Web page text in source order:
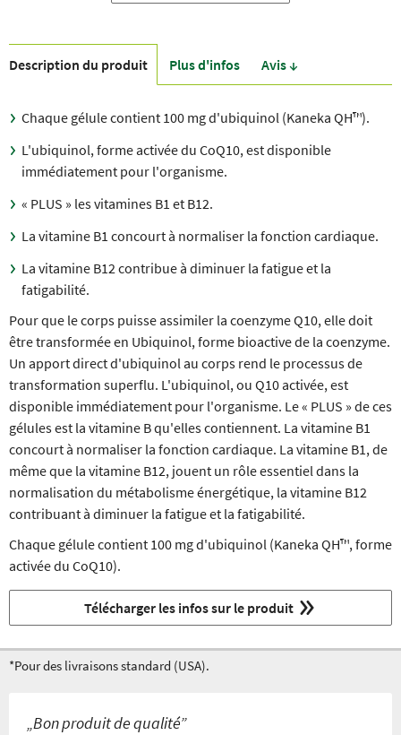
Description du produit Plus d'infos Avis ↓
Chaque gélule contient 100 mg d'ubiquinol (Kaneka QH™).
L'ubiquinol, forme activée du CoQ10, est disponible
immédiatement pour l'organisme.
« PLUS » les vitamines B1 et B12.
La vitamine B1 concourt à normaliser la fonction cardiaque.
La vitamine B12 contribue à diminuer la fatigue et la
fatigabilité.
Pour que le corps puisse assimiler la coenzyme Q10, elle doit
être transformée en Ubiquinol, forme bioactive de la coenzyme.
Un apport direct d'ubiquinol au corps rend le processus de
transformation superflu. L'ubiquinol, ou Q10 activée, est
disponible immédiatement pour l'organisme. Le « PLUS » de ces
gélules est la vitamine B qu'elles contiennent. La vitamine B1
concourt à normaliser la fonction cardiaque. La vitamine B1, de
même que la vitamine B12, jouent un rôle essentiel dans la
normalisation du métabolisme énergétique, la vitamine B12
contribuant à diminuer la fatigue et la fatigabilité.
Chaque gélule contient 100 mg d'ubiquinol (Kaneka QH™, forme
activée du CoQ10).
Télécharger les infos sur le produit
*Pour des livraisons standard (USA).
„Bon produit de qualité”